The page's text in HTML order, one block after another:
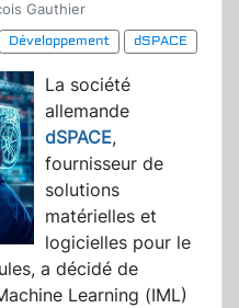
Gauthier
Développement
dSPACE
La société
allemande
dSPACE,
fournisseur de
solutions
matérielles et
logicielles pour le
a décidé de
Learning (IML)